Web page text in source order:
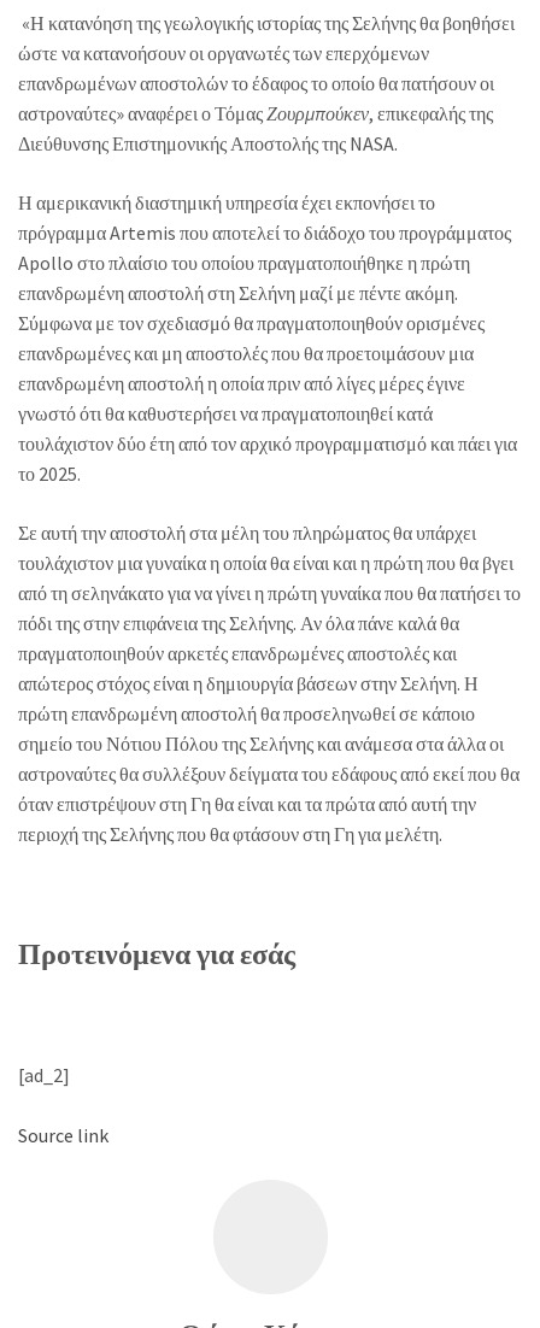
«Η κατανόηση της γεωλογικής ιστορίας της Σελήνης θα βοηθήσει
ώστε να κατανοήσουν οι οργανωτές των επερχόμενων
επανδρωμένων αποστολών το έδαφος το οποίο θα πατήσουν οι
αστροναύτες» αναφέρει ο ΤόμαςΖουρμπούκεν, επικεφαλής της
Διεύθυνσης Επιστημονικής Αποστολής της NASA.
Η αμερικανική διαστημική υπηρεσία έχει εκπονήσει το
πρόγραμμα Artemis που αποτελεί το διάδοχο του προγράμματος
Apollo στο πλαίσιο του οποίου πραγματοποιήθηκε η πρώτη
επανδρωμένη αποστολή στη Σελήνη μαζί με πέντε ακόμη.
Σύμφωνα με τον σχεδιασμό θα πραγματοποιηθούν ορισμένες
επανδρωμένες και μη αποστολές που θα προετοιμάσουν μια
επανδρωμένη αποστολή η οποία πριν από λίγες μέρες έγινε
γνωστό ότι θα καθυστερήσει να πραγματοποιηθεί κατά
τουλάχιστον δύο έτη από τον αρχικό προγραμματισμό και πάει για
το 2025.
Σε αυτή την αποστολή στα μέλη του πληρώματος θα υπάρχει
τουλάχιστον μια γυναίκα η οποία θα είναι και η πρώτη που θα βγει
από τη σεληνάκατο για να γίνει η πρώτη γυναίκα που θα πατήσει το
πόδι της στην επιφάνεια της Σελήνης. Αν όλα πάνε καλά θα
πραγματοποιηθούν αρκετές επανδρωμένες αποστολές και
απώτερος στόχος είναι η δημιουργία βάσεων στην Σελήνη. Η
πρώτη επανδρωμένη αποστολή θα προσεληνωθεί σε κάποιο
σημείο του Νότιου Πόλου της Σελήνης και ανάμεσα στα άλλα οι
αστροναύτες θα συλλέξουν δείγματα του εδάφους από εκεί που θα
όταν επιστρέψουν στη Γη θα είναι και τα πρώτα από αυτή την
περιοχή της Σελήνης που θα φτάσουν στη Γη για μελέτη.
Προτεινόμενα για εσάς
[ad_2]
Source link